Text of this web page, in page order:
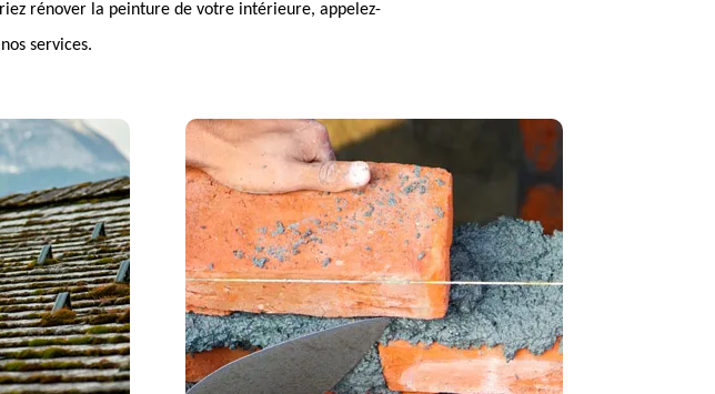
rénover la peinture de votre intérieure, appelez-
services.